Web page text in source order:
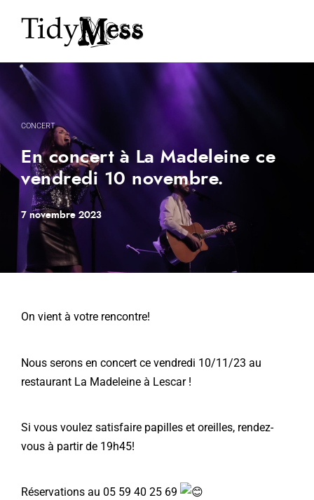
CONCERT
En concert à La Madeleine ce
vendredi 10 novembre.
7 novembre 2023
On vient à votre rencontre!
Nous serons en concert ce vendredi 10/11/23 au
restaurant La Madeleine à Lescar !
Si vous voulez satisfaire papilles et oreilles, rendez-
vous à partir de 19h45!
Réservations au 05 59 40 25 69